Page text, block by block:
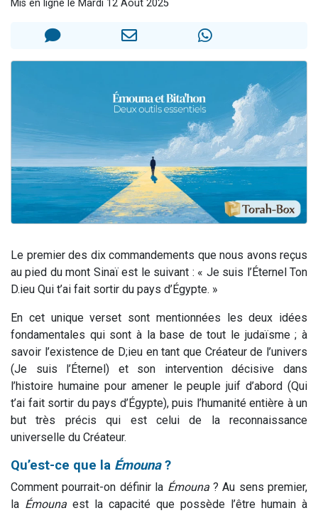
30 personnes viennent de faire un don pour Sauvez la jambe de Yohan
Mis en ligne le Mardi 12 Août 2025
Le premier des dix commandements que nous avons reçus
au pied du mont Sinaï est le suivant : « Je suis l’Éternel Ton
D.ieu Qui t’ai fait sortir du pays d’Égypte. »
En cet unique verset sont mentionnées les deux idées
fondamentales qui sont à la base de tout le judaïsme ; à
savoir l’existence de D;ieu en tant que Créateur de l’univers
(Je suis l’Éternel) et son intervention décisive dans
l’histoire humaine pour amener le peuple juif d’abord (Qui
t’ai fait sortir du pays d’Égypte), puis l’humanité entière à un
but très précis qui est celui de la reconnaissance
universelle du Créateur.
Qu’est-ce que la Émouna?
Comment pourrait-on définir la Émouna ? Au sens premier,
la Émouna est la capacité que possède l’être humain à